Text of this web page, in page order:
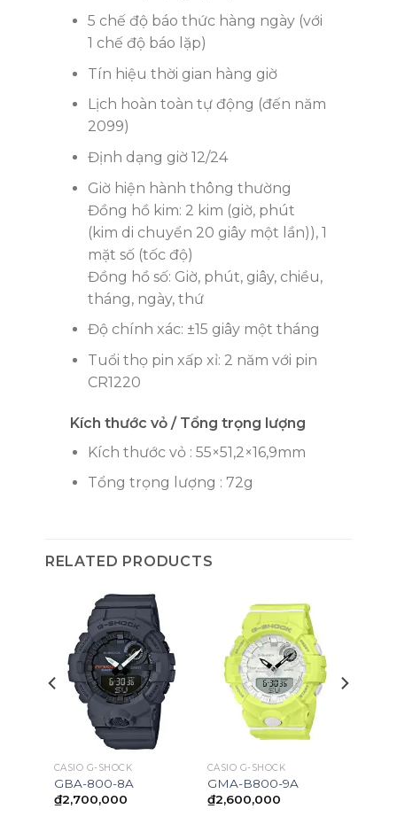
5 chế độ báo thức hàng ngày (với
1 chế độ báo lặp)
Tín hiệu thời gian hàng giờ
Lịch hoàn toàn tự động (đến năm
2099)
Định dạng giờ 12/24
Giờ hiện hành thông thường
Đồng hồ kim: 2 kim (giờ, phút
(kim di chuyển 20 giây một lần)), 1
mặt số (tốc độ)
Đồng hồ số: Giờ, phút, giây, chiều,
tháng, ngày, thứ
Độ chính xác: ±15 giây một tháng
Tuổi thọ pin xấp xỉ: 2 năm với pin
CR1220
Kích thước vỏ / Tổng trọng lượng
Kích thước vỏ : 55×51,2×16,9mm
Tổng trọng lượng : 72g
RELATED PRODUCTS
CASIO G-SHOCK
GBA-800-8A
₫2,700,000
CASIO G-SHOCK
GMA-B800-9A
₫2,600,000